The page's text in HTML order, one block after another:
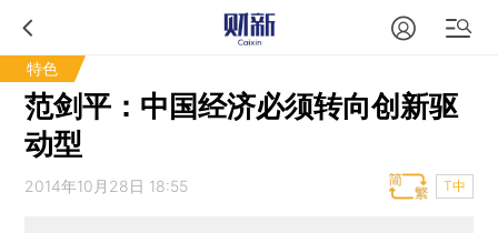
特色
范剑平：中国经济必须转向创新驱
动型
2014年10月28日 18:55 T中